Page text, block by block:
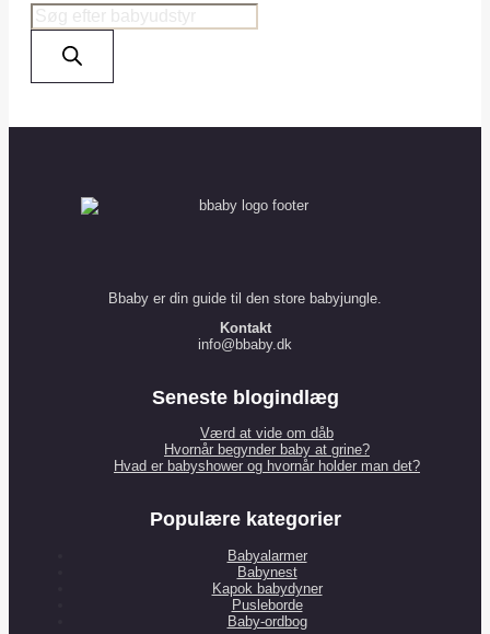
Products
search
Bbaby er din guide til den store babyjungle.
Kontakt
info@bbaby.dk
Seneste blogindlæg
Værd at vide om dåb
Hvornår begynder baby at grine?
Hvad er babyshower og hvornår holder man det?
Populære kategorier
Babyalarmer
Babynest
Kapok babydyner
Pusleborde
Baby-ordbog